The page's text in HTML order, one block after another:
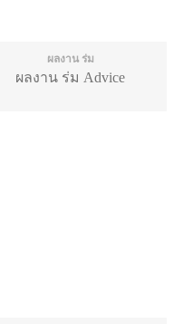
ผลงาน ร่ม
ผลงาน ร่ม Advice